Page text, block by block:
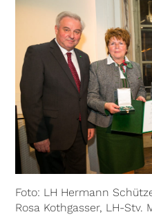
Foto: LH Hermann
Rosa Kothgasser, LH-Stv.